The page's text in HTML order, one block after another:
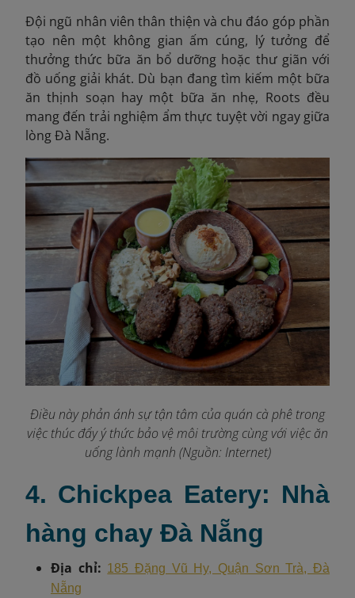
Đội ngũ nhân viên thân thiện và chu đáo góp phần
tạo nên một không gian ấm cúng, lý tưởng để
thưởng thức bữa ăn bổ dưỡng hoặc thư giãn với
đồ uống giải khát. Dù bạn đang tìm kiếm một bữa
ăn thịnh soạn hay một bữa ăn nhẹ, Roots đều
mang đến trải nghiệm ẩm thực tuyệt vời ngay giữa
lòng Đà Nẵng.
Điều này phản ánh sự tận tâm của quán cà phê trong
việc thúc đẩy ý thức bảo vệ môi trường cùng với việc ăn
uống lành mạnh (Nguồn: Internet)
4. Chickpea Eatery: Nhà
hàng chay Đà Nẵng
Địa chỉ: 185 Đặng Vũ Hy, Quận Sơn Trà, Đà
Nẵng